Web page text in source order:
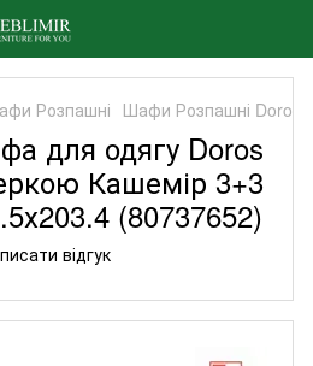
Розпашні Шафи Розпашні Doros
для одягу Doros
Кашемір 3+3
(80737652)
відгук